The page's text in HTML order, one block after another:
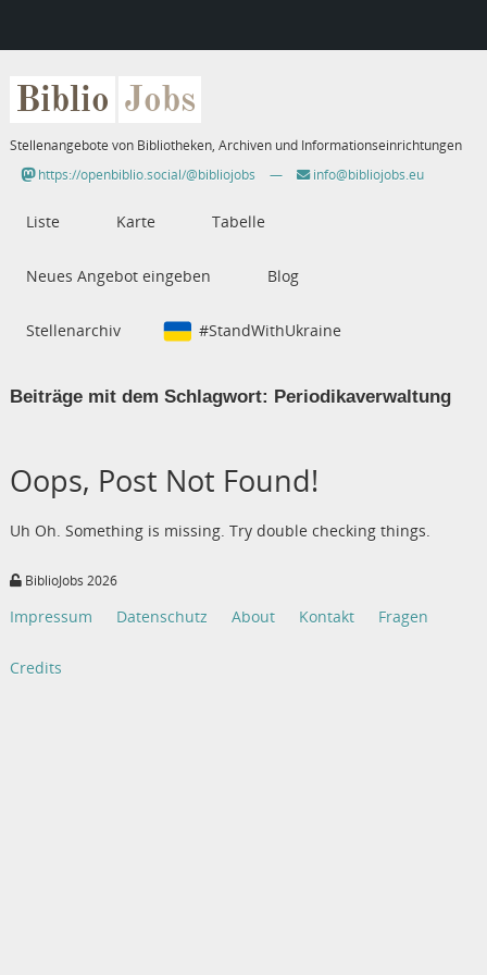
Biblio Jobs
Stellenangebote von Bibliotheken, Archiven und Informationseinrichtungen
https://openbiblio.social/@bibliojobs
— info@bibliojobs.eu
Liste Karte Tabelle
Neues Angebot eingeben Blog
Stellenarchiv #StandWithUkraine
Beiträge mit dem Schlagwort: Periodikaverwaltung
Oops, Post Not Found!
Uh Oh. Something is missing. Try double checking things.
BiblioJobs 2026
Impressum Datenschutz About Kontakt Fragen
Credits